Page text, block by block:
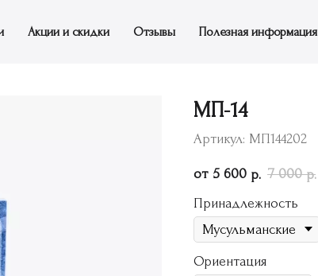
Акции и скидки Отзывы Полезная информация
МП-14
Артикул: МП144202
5 600 р. 7 000 р.
Принадлежность
Ориентация